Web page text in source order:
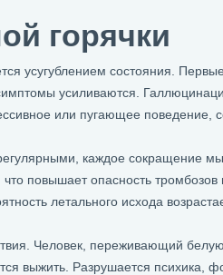
горячки
усугублением состояния.
усиливаются.
или пугающее поведение,
каждое сокращение
повышает опасность
летального исхода
Человек, переживающий
выжить. Разрушается психика,